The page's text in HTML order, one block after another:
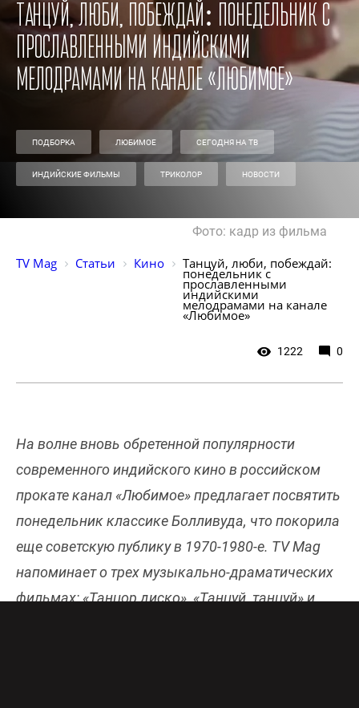
Танцуй, люби, побеждай: понедельник с
прославленными индийскими
мелодрамами на канале «Любимое»
ПОДБОРКА ЛЮБИМОЕ СЕГОДНЯ НА ТВ
ИНДИЙСКИЕ ФИЛЬМЫ ТРИКОЛОР НОВОСТИ
Фото: кадр из фильма
TV Mag Статьи Кино Танцуй, люби, побеждай:
понедельник с
прославленными
индийскими
мелодрамами на канале
«Любимое»
1222 0
На волне вновь обретенной популярности
современного индийского кино в российском
прокате канал «Любимое» предлагает посвятить
понедельник классике Болливуда, что покорила
еще советскую публику в 1970-1980-е. TV Mag
напоминает о трех музыкально-драматических
фильмах: «Танцор диско», «Танцуй, танцуй» и